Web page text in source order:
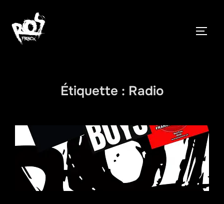
contenu
Étiquette : Radio